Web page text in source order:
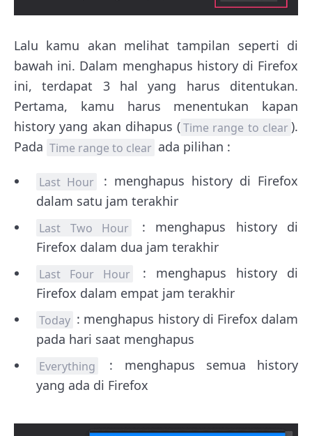
Lalu kamu akan melihat tampilan seperti di
bawah ini. Dalam menghapus history di Firefox
ini, terdapat 3 hal yang harus ditentukan.
Pertama, kamu harus menentukan kapan
history yang akan dihapus (Time range to clear).
Pada Time range to clear ada pilihan :
Last Hour
: menghapus history di Firefox
dalam satu jam terakhir
Last Two Hour
: menghapus history di
Firefox dalam dua jam terakhir
Last Four Hour
: menghapus history di
Firefox dalam empat jam terakhir
Today : menghapus history di Firefox dalam
pada hari saat menghapus
Everything
: menghapus semua history
yang ada di Firefox